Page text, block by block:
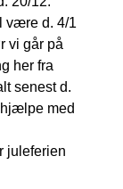
være d. 4/1
vi går på
her fra
senest d.
med
juleferien